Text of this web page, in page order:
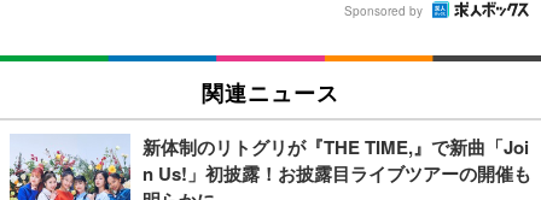
Sponsored by
関連ニュース
新体制のリトグリが『THE TIME,』で新曲「Joi
n Us!」初披露！お披露目ライブツアーの開催も